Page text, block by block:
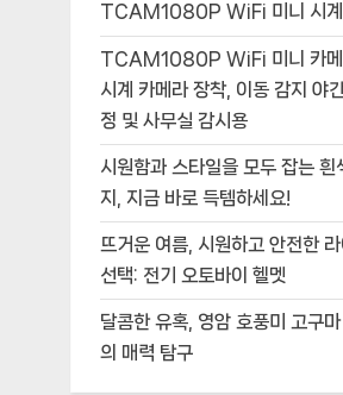
TCAM1080P WiFi 미니 시계
TCAM1080P WiFi 미니 카메
시계 카메라 장착, 이동 감지 야
정 및 사무실 감시용
시원함과 스타일을 모두 잡는 흰
지, 지금 바로 득템하세요!
뜨거운 여름, 시원하고 안전한
선택: 전기 오토바이 헬멧
달콤한 유혹, 영암 호풍미 고구
의 매력 탐구